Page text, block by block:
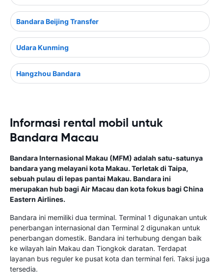
Bandara Beijing Transfer
Udara Kunming
Hangzhou Bandara
Informasi rental mobil untuk
Bandara Macau
Bandara Internasional Makau (MFM) adalah satu-satunya
bandara yang melayani kota Makau. Terletak di Taipa,
sebuah pulau di lepas pantai Makau. Bandara ini
merupakan hub bagi Air Macau dan kota fokus bagi China
Eastern Airlines.
Bandara ini memiliki dua terminal. Terminal 1 digunakan untuk
penerbangan internasional dan Terminal 2 digunakan untuk
penerbangan domestik. Bandara ini terhubung dengan baik
ke wilayah lain Makau dan Tiongkok daratan. Terdapat
layanan bus reguler ke pusat kota dan terminal feri. Taksi juga
tersedia.